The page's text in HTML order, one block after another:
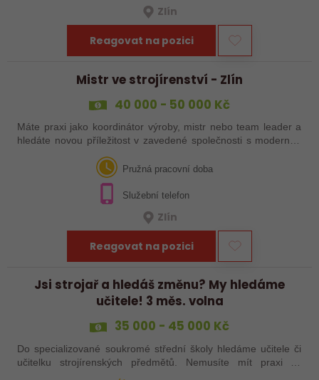
Zlín
Reagovat na pozici
Mistr ve strojírenství - Zlín
40 000 - 50 000 Kč
Máte praxi jako koordinátor výroby, mistr nebo team leader a
hledáte novou příležitost v zavedené společnosti s moderním
Pružná pracovní doba
Služební telefon
Zlín
Reagovat na pozici
Jsi strojař a hledáš změnu? My hledáme
učitele! 3 měs. volna
35 000 - 45 000 Kč
Do specializované soukromé střední školy hledáme učitele či
učitelku strojírenských předmětů. Nemusíte mít praxi ze